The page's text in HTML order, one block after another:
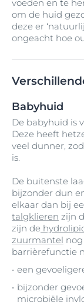
voeden en te
om de huid
deze er
ongeacht hoe
Babyhuid
De babyhuid is
Deze heeft
veel dunner,
is.
De buitenste
bijzonder dun
elkaar dan bij
talgklieren zijn
zijn de
zuurmantel
barrièrefunctie
een
bijzonder
microbiële